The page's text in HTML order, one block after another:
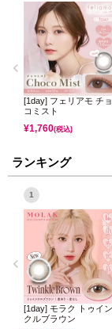
[1day] フェリアモ チョ
コミスト
¥1,760(税込)
ランキング
1
[1day] モラク トゥイン
クルブラウン